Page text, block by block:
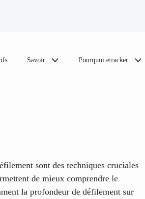
Savoir Pourquoi etracker
sont des techniques cruciales
de mieux comprendre le
la profondeur de défilement sur